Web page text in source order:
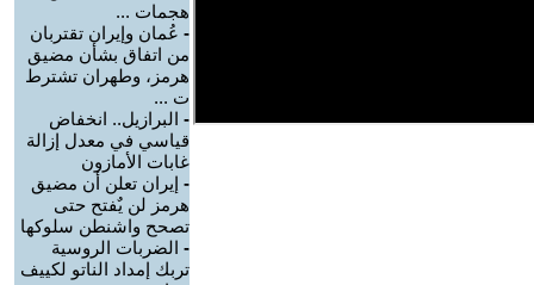
هجمات ...
- عُمان وإيران تقتربان
من اتفاق بشأن مضيق
هرمز، وطهران تشترط
ت ...
- البرازيل.. انخفاض
قياسي في معدل إزالة
غابات الأمازون
- إيران تعلن أن مضيق
هرمز لن يٌفتح حتى
تصحح واشنطن سلوكها
- الضربات الروسية
تربك إمداد الناتو لكييف